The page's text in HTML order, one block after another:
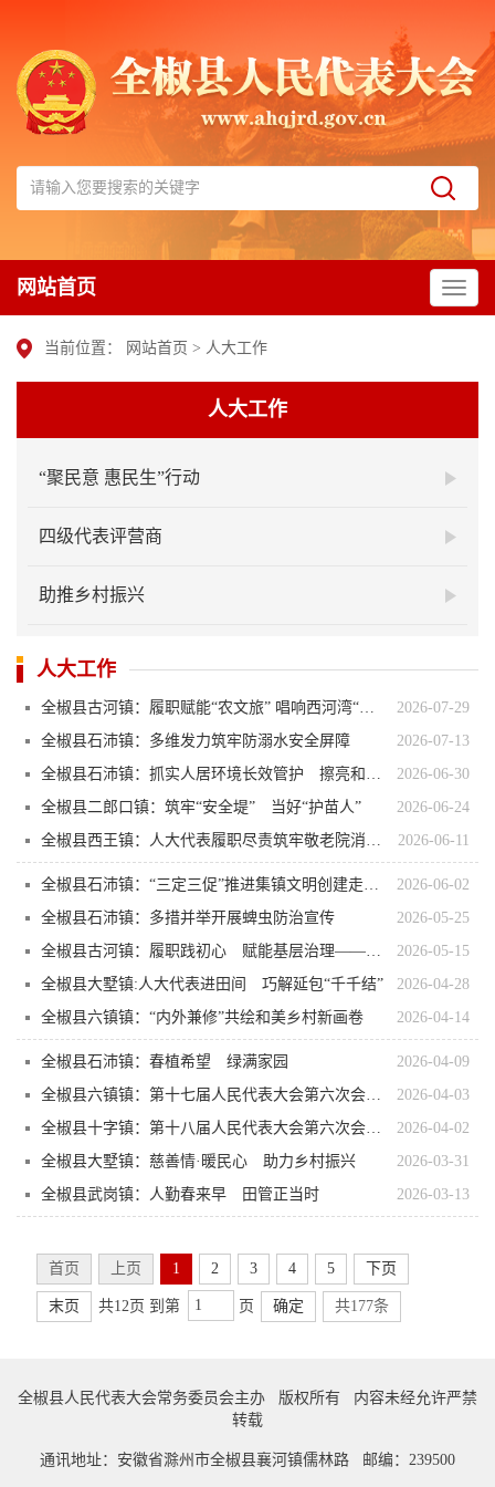
网站首页
当前位置： 网站首页 > 人大工作
人大工作
“聚民意 惠民生”行动
四级代表评营商
助推乡村振兴
人大工作
2026-07-29
2026-07-13
全椒县石沛镇：多维发力筑牢防溺水安全屏障
2026-06-30
2026-06-24
全椒县二郎口镇：筑牢“安全堤” 当好“护苗人”
2026-06-11
2026-06-02
2026-05-25
全椒县石沛镇：多措并举开展蜱虫防治宣传
2026-05-15
2026-04-28
全椒县大墅镇:人大代表进田间 巧解延包“千千结”
2026-04-14
全椒县六镇镇：“内外兼修”共绘和美乡村新画卷
2026-04-09
全椒县石沛镇：春植希望 绿满家园
2026-04-03
2026-04-02
2026-03-31
全椒县大墅镇：慈善情·暖民心 助力乡村振兴
2026-03-13
全椒县武岗镇：人勤春来早 田管正当时
首页 上页 1 2 3 4 5 下页
末页 共12页 到第 页 确定 共177条
全椒县人民代表大会常务委员会主办 版权所有 内容未经允许严禁
转载
通讯地址：安徽省滁州市全椒县襄河镇儒林路 邮编：239500